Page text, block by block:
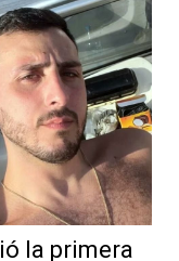
la primera